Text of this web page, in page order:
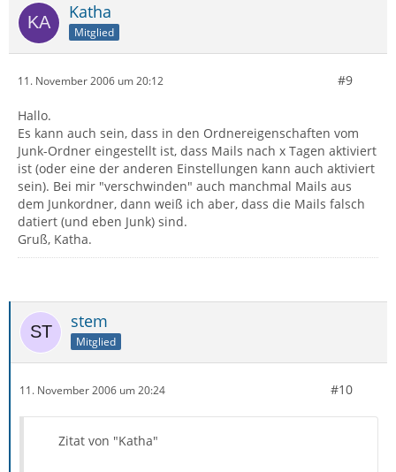
Katha
Mitglied
11. November 2006 um 20:12 #9
Hallo.
Es kann auch sein, dass in den Ordnereigenschaften vom
Junk-Ordner eingestellt ist, dass Mails nach x Tagen aktiviert
ist (oder eine der anderen Einstellungen kann auch aktiviert
sein). Bei mir "verschwinden" auch manchmal Mails aus
dem Junkordner, dann weiß ich aber, dass die Mails falsch
datiert (und eben Junk) sind.
Gruß, Katha.
stem
Mitglied
11. November 2006 um 20:24 #10
Zitat von "Katha"